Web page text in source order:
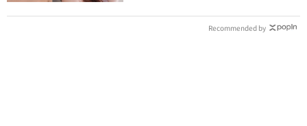
Recommended by